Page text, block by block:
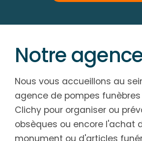
Notre
Nous vous accueillons au
agence de pompes
Clichy pour organiser ou
obsèques ou encore l'achat
monument ou d'articles